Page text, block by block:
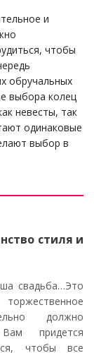
и
чтобы
обручальных
выбора колец
невесты, так
одинаковые
выбор в
стиля и
свадьба…Это
должно
придется
чтобы все